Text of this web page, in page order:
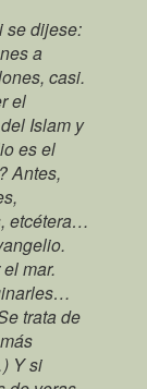
se dijese:
a
casi.
el
Islam y
es el
Antes,
etcétera…
mar.
trata de
Y si